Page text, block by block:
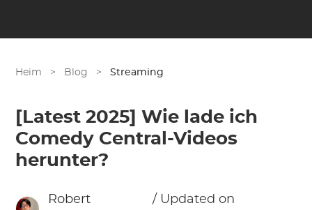
Heim > Blog > Streaming
[Latest 2025] Wie lade ich
Comedy Central-Videos
herunter?
Robert
/ Updated on